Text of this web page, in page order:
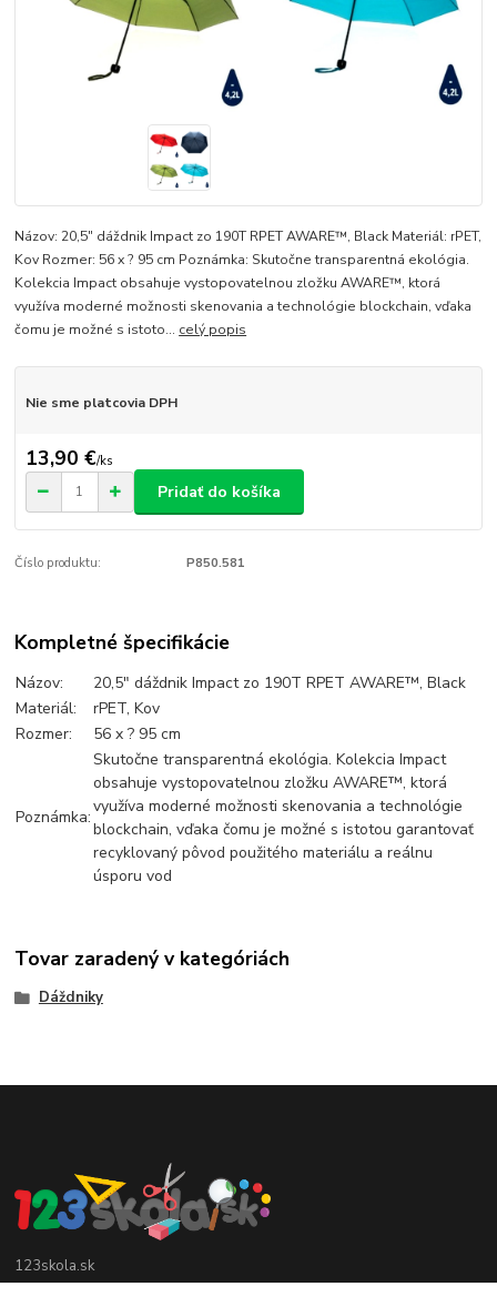
Názov: 20,5" dáždnik Impact zo 190T RPET AWARE™, Black Materiál: rPET,
Kov Rozmer: 56 x ? 95 cm Poznámka: Skutočne transparentná ekológia.
Kolekcia Impact obsahuje vystopovatelnou zložku AWARE™, ktorá
využíva moderné možnosti skenovania a technológie blockchain, vďaka
čomu je možné s istoto... celý popis
Nie sme platcovia DPH
13,90 €/ks
Pridať do košíka
Číslo produktu: P850.581
Kompletné špecifikácie
Názov:
20,5" dáždnik Impact zo 190T RPET AWARE™, Black
Materiál:
rPET, Kov
Rozmer:
56 x ? 95 cm
Poznámka:
Skutočne transparentná ekológia. Kolekcia Impact
obsahuje vystopovatelnou zložku AWARE™, ktorá
využíva moderné možnosti skenovania a technológie
blockchain, vďaka čomu je možné s istotou garantovať
recyklovaný pôvod použitého materiálu a reálnu
úsporu vod
Tovar zaradený v kategóriách
Dáždniky
123skola.sk